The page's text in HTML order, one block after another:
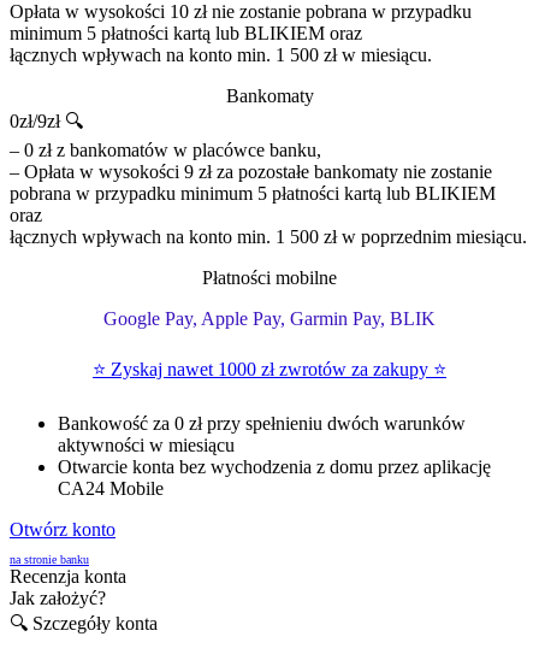
Opłata w wysokości 10 zł nie zostanie pobrana w przypadku
minimum 5 płatności kartą lub BLIKIEM oraz
łącznych wpływach na konto min. 1 500 zł w miesiącu.
Bankomaty
0zł/9zł 🔍
– 0 zł z bankomatów w placówce banku,
– Opłata w wysokości 9 zł za pozostałe bankomaty nie zostanie
pobrana w przypadku minimum 5 płatności kartą lub BLIKIEM
oraz
łącznych wpływach na konto min. 1 500 zł w poprzednim miesiącu.
Płatności mobilne
Google Pay, Apple Pay, Garmin Pay, BLIK
⭐ Zyskaj nawet 1000 zł zwrotów za zakupy ⭐
Bankowość za 0 zł przy spełnieniu dwóch warunków
aktywności w miesiącu
Otwarcie konta bez wychodzenia z domu przez aplikację
CA24 Mobile
Otwórz konto
na stronie banku
Recenzja konta
Jak założyć?
🔍 Szczegóły konta